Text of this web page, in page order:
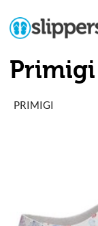
Primigi
PRIMIGI